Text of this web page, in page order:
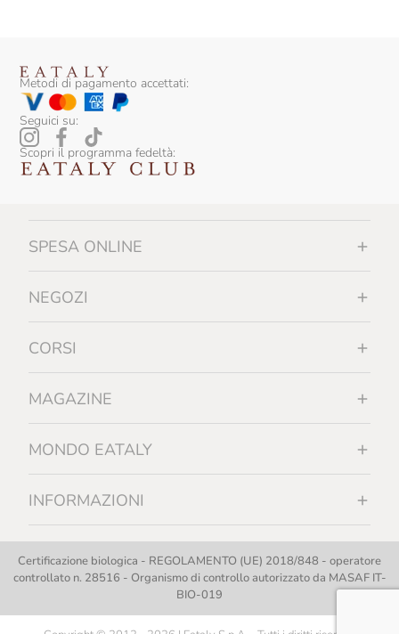
Metodi di pagamento accettati:
Seguici su:
Scopri il programma fedeltà:
SPESA ONLINE
NEGOZI
CORSI
MAGAZINE
MONDO EATALY
INFORMAZIONI
Certificazione biologica - REGOLAMENTO (UE) 2018/848 - operatore
controllato n. 28516 - Organismo di controllo autorizzato da MASAF IT-
BIO-019